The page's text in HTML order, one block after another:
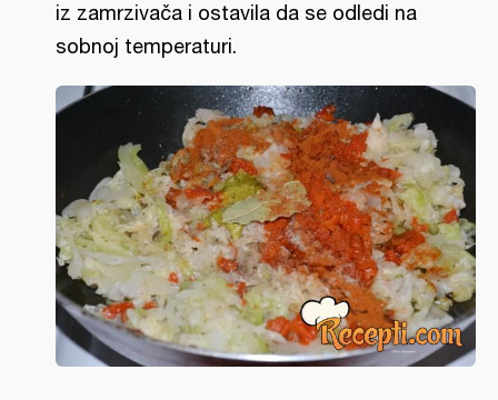
iz zamrzivača i ostavila da se odledi na
sobnoj temperaturi.